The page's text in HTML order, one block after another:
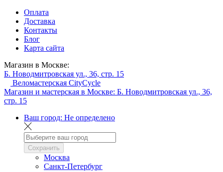
Оплата
Доставка
Контакты
Блог
Карта сайта
Магазин в Москве:
Б. Новодмитровская ул., 36, стр. 15
Веломастерская CityCycle
Магазин и мастерская в Москве: Б. Новодмитровская ул., 36,
стр. 15
Ваш город: Не определено
Сохранить
Москва
Санкт-Петербург